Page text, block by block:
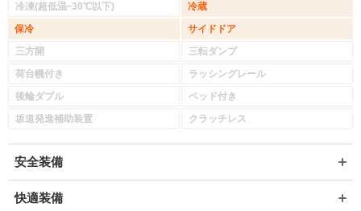
冷凍(超低温−30℃以下)
冷蔵
保冷
サイドドア
三方開
三転ダンプ
荷台幌付き
ラッシングレール
後輪ダブル
ベッド付き
坂道発進補助装置
クラッチレス
安全装備
快適装備